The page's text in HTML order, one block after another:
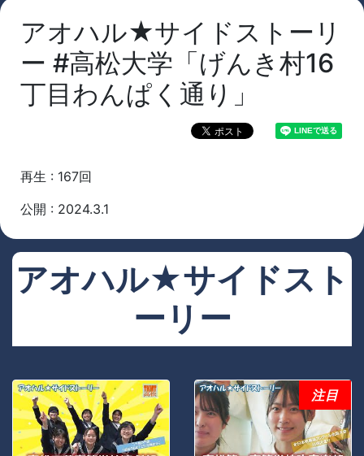
アオハル★サイドストーリ
ー #高松大学「げんき村16
丁目わんぱく通り」
再生 : 167回
公開 : 2024.3.1
アオハル★サイドスト
ーリー
注目